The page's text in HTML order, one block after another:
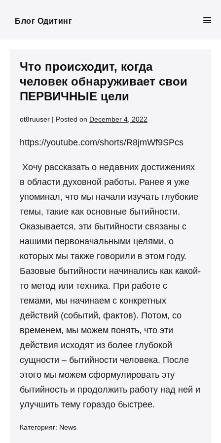
Блог Одитинг
Что происходит, когда
человек обнаруживает свои
ПЕРВИЧНЫЕ цели
ot8ruuser | Posted on December 4, 2022
https://youtube.com/shorts/R8jmWf9SPcs
Хочу рассказать о недавних достижениях
в области духовной работы. Ранее я уже
упоминал, что мы начали изучать глубокие
темы, такие как основные бытийности.
Оказывается, эти бытийности связаны с
нашими первоначальными целями, о
которых мы также говорили в этом году.
Базовые бытийности начинались как какой-
то метод или техника. При работе с
темами, мы начинаем с конкретных
действий (событий, фактов). Потом, со
временем, мы можем понять, что эти
действия исходят из более глубокой
сущности – бытийности человека. После
этого мы можем сформулировать эту
бытийность и продолжить работу над ней и
улучшить тему гораздо быстрее.
Категорияr: News